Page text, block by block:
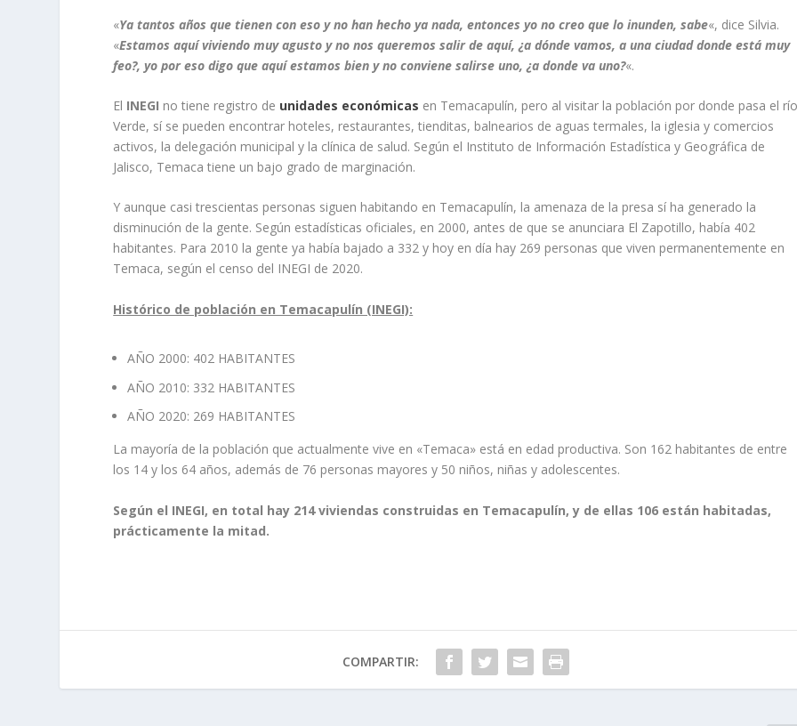
«Ya tantos años que tienen con eso y no han hecho ya nada, entonces yo no creo que lo inunden, sabe«, dice Silvia.
«Estamos aquí viviendo muy agusto y no nos queremos salir de aquí, ¿a dónde vamos, a una ciudad donde está muy
feo?, yo por eso digo que aquí estamos bien y no conviene salirse uno, ¿a donde va uno?«.
El INEGI no tiene registro de unidades económicas en Temacapulín, pero al visitar la población por donde pasa el
Verde, sí se pueden encontrar hoteles, restaurantes, tienditas, balnearios de aguas termales, la iglesia y comercios
activos, la delegación municipal y la clínica de salud. Según el Instituto de Información Estadística y Geográfica de
Jalisco, Temaca tiene un bajo grado de marginación.
Y aunque casi trescientas personas siguen habitando en Temacapulín, la amenaza de la presa sí ha generado la
disminución de la gente. Según estadísticas oficiales, en 2000, antes de que se anunciara El Zapotillo, había 402
habitantes. Para 2010 la gente ya había bajado a 332 y hoy en día hay 269 personas que viven permanentemente en
Temaca, según el censo del INEGI de 2020.
Histórico de población en Temacapulín (INEGI):
AÑO 2000: 402 HABITANTES
AÑO 2010: 332 HABITANTES
AÑO 2020: 269 HABITANTES
La mayoría de la población que actualmente vive en «Temaca» está en edad productiva. Son 162 habitantes de entre
los 14 y los 64 años, además de 76 personas mayores y 50 niños, niñas y adolescentes.
Según el INEGI, en total hay 214 viviendas construidas en Temacapulín, y de ellas 106 están habitadas,
prácticamente la mitad.
COMPARTIR: